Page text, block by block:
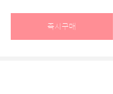
즉시구매